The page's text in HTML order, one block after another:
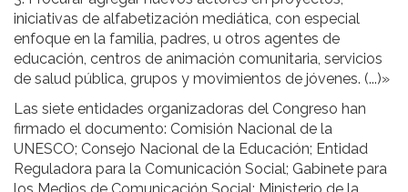
iniciativas de alfabetización mediática, con especial
enfoque en la familia, padres, u otros agentes de
educación, centros de animación comunitaria, servicios
de salud pública, grupos y movimientos de jóvenes. (...)»
Las siete entidades organizadoras del Congreso han
firmado el documento: Comisión Nacional de la
UNESCO; Consejo Nacional de la Educación; Entidad
Reguladora para la Comunicación Social; Gabinete para